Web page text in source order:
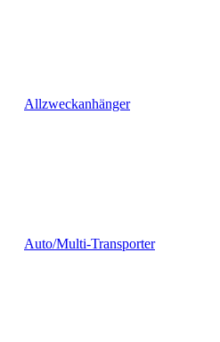
Allzweckanhänger
Auto/Multi-Transporter